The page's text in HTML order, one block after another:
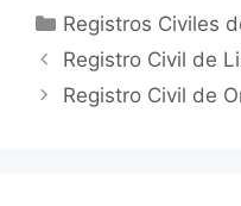
Categorías
Registros Civiles
Registro Civil de
Registro Civil de